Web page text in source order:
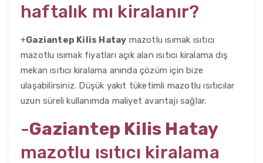
haftalık mı kiralanır?
+Gaziantep Kilis Hatay mazotlu ısımak ısıtıcı
mazotlu ısımak fiyatları açık alan ısıtıcı kiralama dış
mekan ısıtıcı kiralama anında çözüm için bize
ulaşabilirsiniz. Düşük yakıt tüketimli mazotlu ısıtıcılar
uzun süreli kullanımda maliyet avantajı sağlar.
-Gaziantep Kilis Hatay
mazotlu ısıtıcı kiralama